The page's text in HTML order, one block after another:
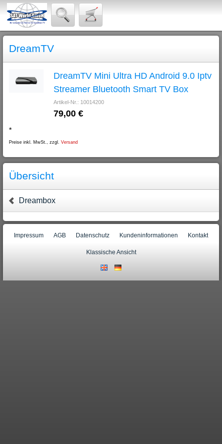
DreamTV
DreamTV Mini Ultra HD Android 9.0 Iptv
Streamer Bluetooth Smart TV Box
Artikel-Nr.: 10014200
79,00 €
*
Preise inkl. MwSt., zzgl. Versand
Übersicht
Dreambox
Impressum AGB Datenschutz Kundeninformationen Kontakt
Klassische Ansicht